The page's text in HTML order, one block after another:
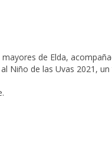
de Elda,
Niño de las Uvas 2021,